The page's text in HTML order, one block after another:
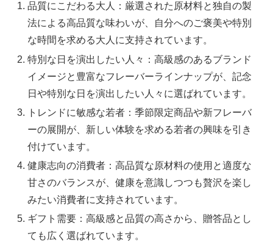
品質にこだわる大人：厳選された原材料と独自の製
法による高品質な味わいが、自分へのご褒美や特別
な時間を求める大人に支持されています。
特別な日を演出したい人々：高級感のあるブランド
イメージと豊富なフレーバーラインナップが、記念
日や特別な日を演出したい人々に選ばれています。
トレンドに敏感な若者：季節限定商品や新フレーバ
ーの展開が、新しい体験を求める若者の興味を引き
付けています。
健康志向の消費者：高品質な原材料の使用と適度な
甘さのバランスが、健康を意識しつつも贅沢を楽し
みたい消費者に支持されています。
ギフト需要：高級感と品質の高さから、贈答品とし
ても広く選ばれています。